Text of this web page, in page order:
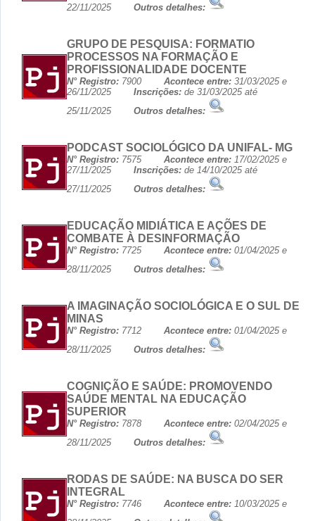
22/11/2025 Outros detalhes:
GRUPO DE PESQUISA: FORMATIO
PROCESSOS NA FORMAÇÃO E
PROFISSIONALIDADE DOCENTE
N° Registro: 7900 Acontece entre: 31/03/2025 e
26/11/2025 Inscrições: de 31/03/2025 até
25/11/2025 Outros detalhes:
PODCAST SOCIOLÓGICO DA UNIFAL- MG
N° Registro: 7575 Acontece entre: 17/02/2025 e
27/11/2025 Inscrições: de 14/10/2025 até
27/11/2025 Outros detalhes:
EDUCAÇÃO MIDIÁTICA E AÇÕES DE
COMBATE À DESINFORMAÇÃO
N° Registro: 7725 Acontece entre: 01/04/2025 e
28/11/2025 Outros detalhes:
A IMAGINAÇÃO SOCIOLÓGICA E O SUL DE
MINAS
N° Registro: 7712 Acontece entre: 01/04/2025 e
28/11/2025 Outros detalhes:
COGNIÇÃO E SAÚDE: PROMOVENDO
SAÚDE MENTAL NA EDUCAÇÃO
SUPERIOR
N° Registro: 7878 Acontece entre: 02/04/2025 e
28/11/2025 Outros detalhes:
RODAS DE SAÚDE: NA BUSCA DO SER
INTEGRAL
N° Registro: 7746 Acontece entre: 10/03/2025 e